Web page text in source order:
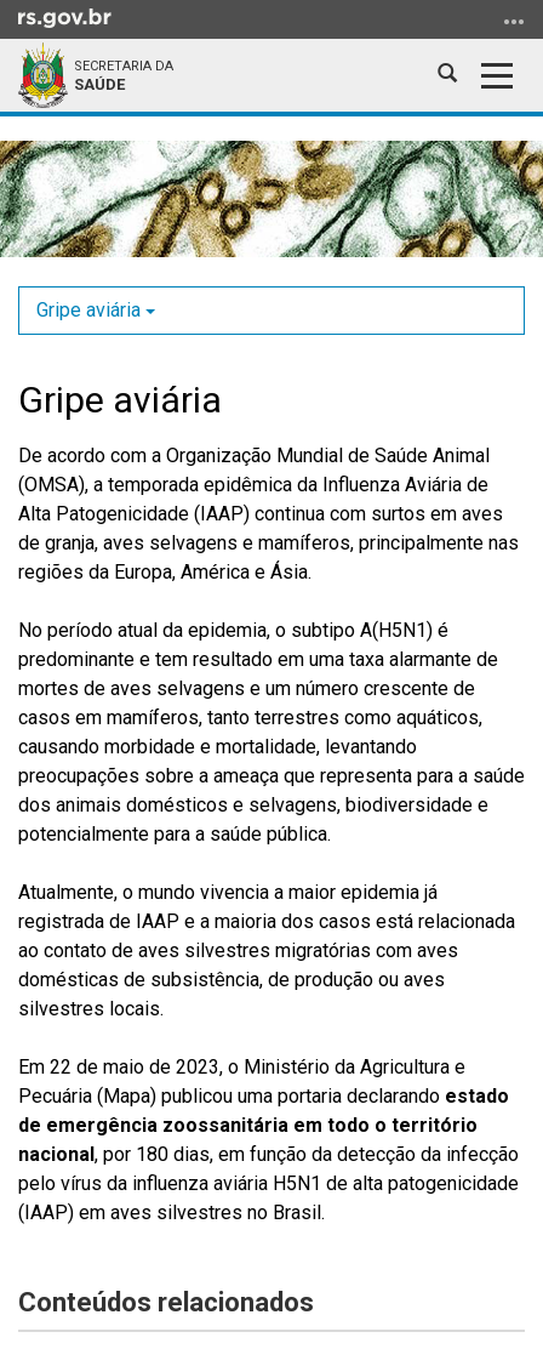
para
conteúdo
para
o
menu
Ir
busca
SECRETARIA DA
SAÚDE
Abrir
do
conteúdo
Gripe aviária
Gripe aviária
De acordo com a Organização Mundial de Saúde Animal
(OMSA), a temporada epidêmica da Influenza Aviária de
Alta Patogenicidade (IAAP) continua com surtos em aves
de granja, aves selvagens e mamíferos, principalmente nas
regiões da Europa, América e Ásia.
No período atual da epidemia, o subtipo A(H5N1) é
predominante e tem resultado em uma taxa alarmante de
mortes de aves selvagens e um número crescente de
casos em mamíferos, tanto terrestres como aquáticos,
causando morbidade e mortalidade, levantando
preocupações sobre a ameaça que representa para a saúde
dos animais domésticos e selvagens, biodiversidade e
potencialmente para a saúde pública.
Atualmente, o mundo vivencia a maior epidemia já
registrada de IAAP e a maioria dos casos está relacionada
ao contato de aves silvestres migratórias com aves
domésticas de subsistência, de produção ou aves
silvestres locais.
Em 22 de maio de 2023, o Ministério da Agricultura e
Pecuária (Mapa) publicou uma portaria declarando estado
de emergência zoossanitária em todo o território
nacional, por 180 dias, em função da detecção da infecção
pelo vírus da influenza aviária H5N1 de alta patogenicidade
(IAAP) em aves silvestres no Brasil.
Conteúdos relacionados